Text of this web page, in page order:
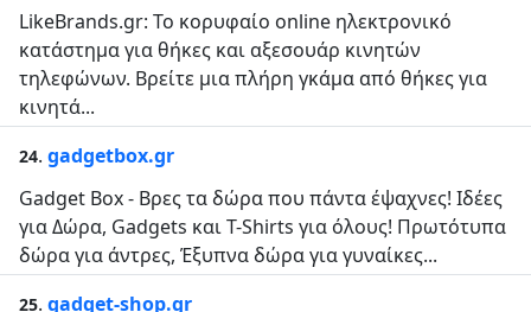
LikeBrands.gr: Το κορυφαίο online ηλεκτρονικό
κατάστημα για θήκες και αξεσουάρ κινητών
τηλεφώνων. Βρείτε μια πλήρη γκάμα από θήκες για
κινητά...
24. gadgetbox.gr
Gadget Box - Βρες τα δώρα που πάντα έψαχνες! Ιδέες
για Δώρα, Gadgets και T-Shirts για όλους! Πρωτότυπα
δώρα για άντρες, Έξυπνα δώρα για γυναίκες...
25. gadget-shop.gr